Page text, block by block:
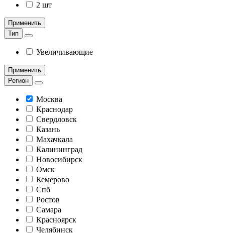
2 шт
Применить
Тип
Увеличивающие
Применить
Регион
Москва
Краснодар
Свердловск
Казань
Махачкала
Калининград
Новосибирск
Омск
Кемерово
Спб
Ростов
Самара
Красноярск
Челябинск